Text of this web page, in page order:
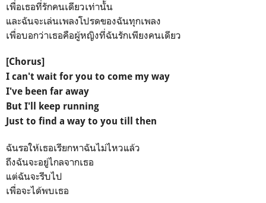
เพื่อเธอที่รักคนเดียวเท่านั้น
และฉันจะเล่นเพลงโปรดของฉันทุกเพลง
เพื่อบอกว่าเธอคือผู้หญิงที่ฉันรักเพียงคนเดียว
[Chorus]
I can't wait for you to come my way
I've been far away
But I'll keep running
Just to find a way to you till then
ฉันรอให้เธอเรียกหาฉันไม่ไหวแล้ว
ถึงฉันจะอยู่ไกลจากเธอ
แต่ฉันจะรีบไป
เพื่อจะได้พบเธอ